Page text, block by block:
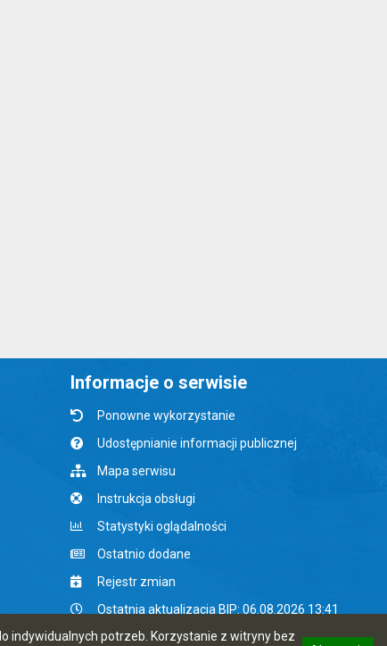
indywidualnych potrzeb. Korzystanie z witryny bez
Informacje o serwisie
Ponowne wykorzystanie
Udostępnianie informacji publicznej
Mapa serwisu
Instrukcja obsługi
Statystyki oglądalności
Ostatnio dodane
Rejestr zmian
Ostatnia aktualizacja BIP: 06.08.2026 13:41